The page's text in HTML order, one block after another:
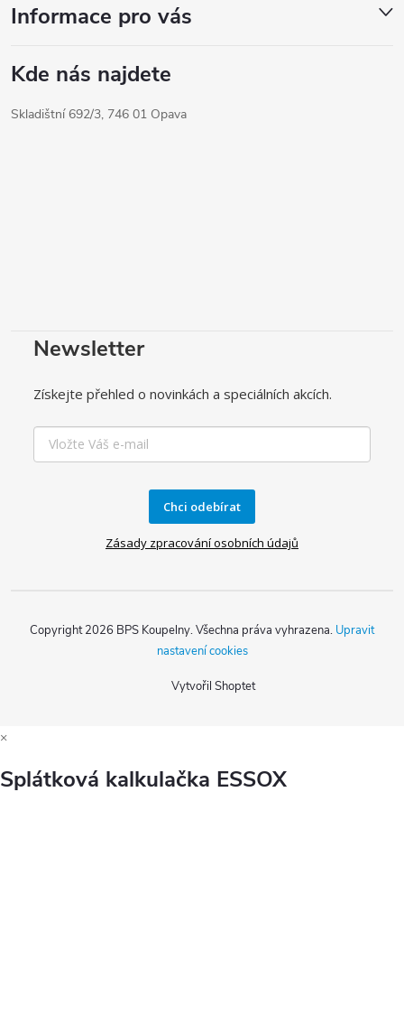
Informace pro vás
Kde nás najdete
Skladištní 692/3, 746 01 Opava
Newsletter
Získejte přehled o novinkách a speciálních akcích.
Chci odebírat
Zásady zpracování osobních údajů
Vytvořil Shoptet
Copyright 2026 BPS Koupelny. Všechna práva vyhrazena. Upravit
nastavení cookies
×
Splátková kalkulačka ESSOX